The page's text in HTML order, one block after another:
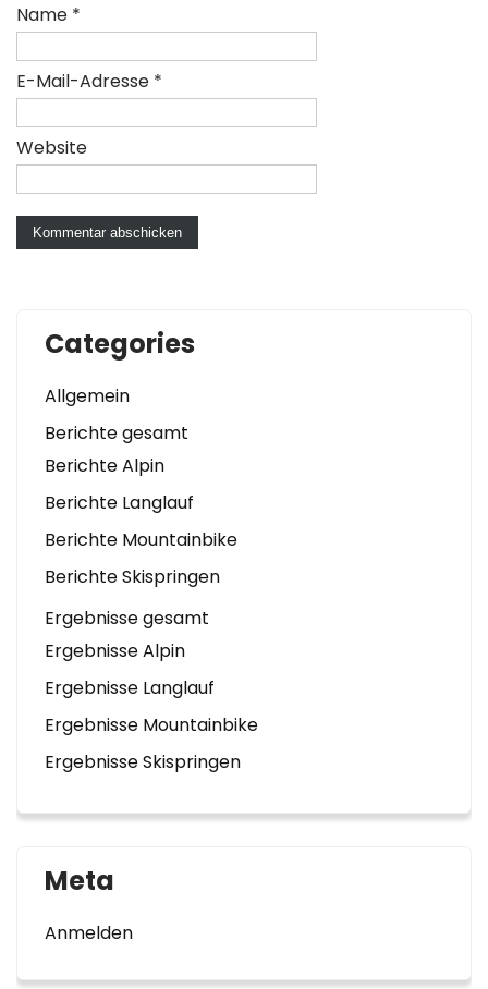
Name *
E-Mail-Adresse *
Website
Categories
Allgemein
Berichte gesamt
Berichte Alpin
Berichte Langlauf
Berichte Mountainbike
Berichte Skispringen
Ergebnisse gesamt
Ergebnisse Alpin
Ergebnisse Langlauf
Ergebnisse Mountainbike
Ergebnisse Skispringen
Meta
Anmelden